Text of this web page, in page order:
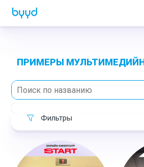
ПРИМЕРЫ
Фильтры